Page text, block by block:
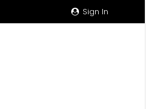
Sign In